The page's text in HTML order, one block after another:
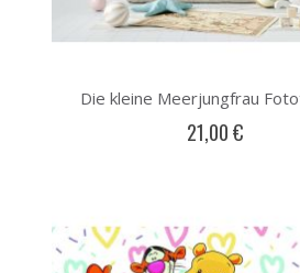
Die kleine Meerjungfrau
21,00 €